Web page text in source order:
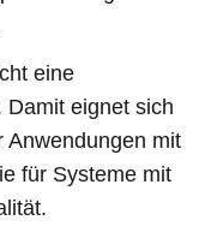
eine
Damit eignet sich
Anwendungen mit
für Systeme mit